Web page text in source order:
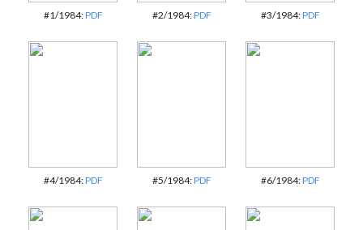
#1/1984:PDF #2/1984:PDF #3/1984:PDF
#4/1984:PDF #5/1984:PDF #6/1984:PDF